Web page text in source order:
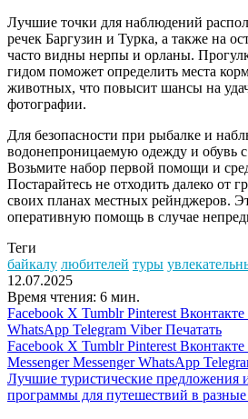
Лучшие точки для наблюдений
речек Баргузин и Турка, а также на
часто видны нерпы и орланы.
гидом поможет определить места
животных, что повысит шансы на
фотографии.
Для безопасности при рыбалке и
водонепроницаемую одежду и обувь
Возьмите набор первой помощи и
Постарайтесь не отходить далеко от
своих планах местных рейнджеров.
оперативную помощь в случае
Теги
байкалу любителей туры
12.07.2025
Время чтения: 6 мин.
Facebook X Tumblr Pinterest Вконтакте
WhatsApp Telegram Viber Печатать
Facebook X Tumblr Pinterest Вконтакте
Messenger Messenger WhatsApp
Лучшие туристические предложения
программы для путешествий в